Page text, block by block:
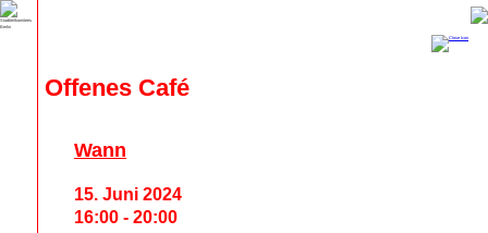
Offenes Café
Wann
15. Juni 2024
16:00 - 20:00